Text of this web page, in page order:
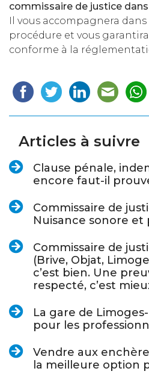
commissaire de justice
Il vous accompagnera
procédure et vous
conforme à la
Articles à suivre
Clause pénale,
encore faut-il
Commissaire de
Nuisance sonore et
Commissaire de
(Brive, Objat,
c’est bien. Une
respecté, c’est
La gare de
pour les
Vendre aux
la meilleure option